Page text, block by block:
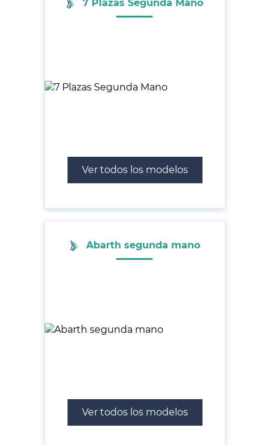
7 Plazas Segunda Mano
Ver todos los modelos
Abarth segunda mano
Ver todos los modelos